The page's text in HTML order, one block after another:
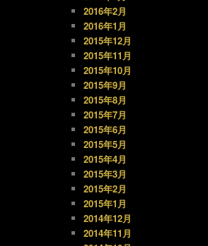
2016年2月
2016年1月
2015年12月
2015年11月
2015年10月
2015年9月
2015年8月
2015年7月
2015年6月
2015年5月
2015年4月
2015年3月
2015年2月
2015年1月
2014年12月
2014年11月